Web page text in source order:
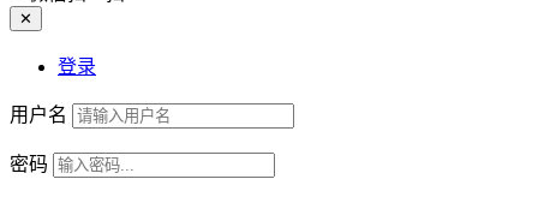
✕
登录
用户名
密码